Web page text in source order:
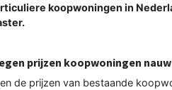
koopwoningen in
prijzen koopwoningen
de prijzen van bestaande